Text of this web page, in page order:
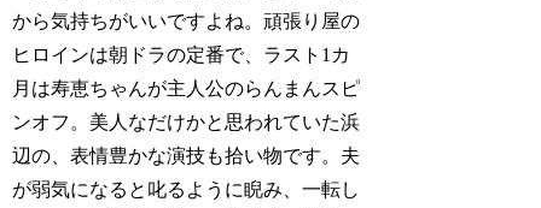
から気持ちがいいですよね。頑張り屋の
ヒロインは朝ドラの定番で、ラスト1カ
月は寿恵ちゃんが主人公のらんまんスピ
ンオフ。美人なだけかと思われていた浜
辺の、表情豊かな演技も拾い物です。夫
が弱気になると叱るように睨み、一転し